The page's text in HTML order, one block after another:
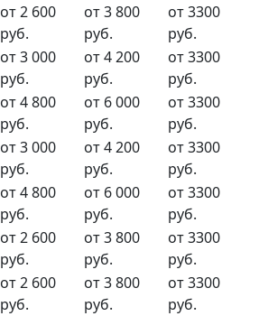
от 2 600
руб.
от 3 800
руб.
от 3300
руб.
от 3 000
руб.
от 4 200
руб.
от 3300
руб.
от 4 800
руб.
от 6 000
руб.
от 3300
руб.
от 3 000
руб.
от 4 200
руб.
от 3300
руб.
от 4 800
руб.
от 6 000
руб.
от 3300
руб.
от 2 600
руб.
от 3 800
руб.
от 3300
руб.
от 2 600
руб.
от 3 800
руб.
от 3300
руб.